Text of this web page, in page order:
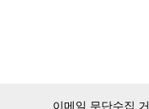
이메일 무단수집